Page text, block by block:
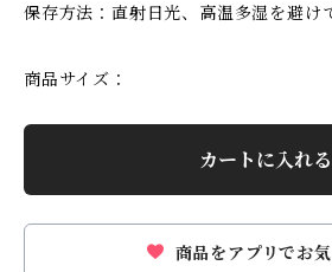
保存方法：直射日光、高温多湿を避け
商品サイズ：
カートに入れる
商品をアプリでお